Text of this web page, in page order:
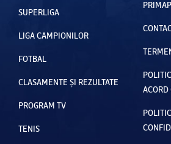
SUPERLIGA
LIGA CAMPIONILOR
FOTBAL
CLASAMENTE ȘI REZULTATE
PROGRAM TV
TENIS
ACORD